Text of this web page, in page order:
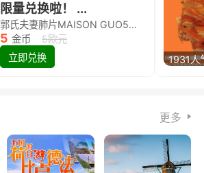
限量兑换啦！ ...
郭氏夫妻肺片MAISON GUO5欧代金券限量兑换啦！
5 金币
5欧元
立即兑换
1931人
更多